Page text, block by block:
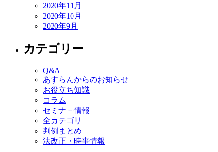
2020年11月
2020年10月
2020年9月
カテゴリー
Q&A
あすらんからのお知らせ
お役立ち知識
コラム
セミナ－情報
全カテゴリ
判例まとめ
法改正・時事情報